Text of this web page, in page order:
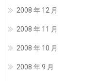
2008 年 12 月
2008 年 11 月
2008 年 10 月
2008 年 9 月